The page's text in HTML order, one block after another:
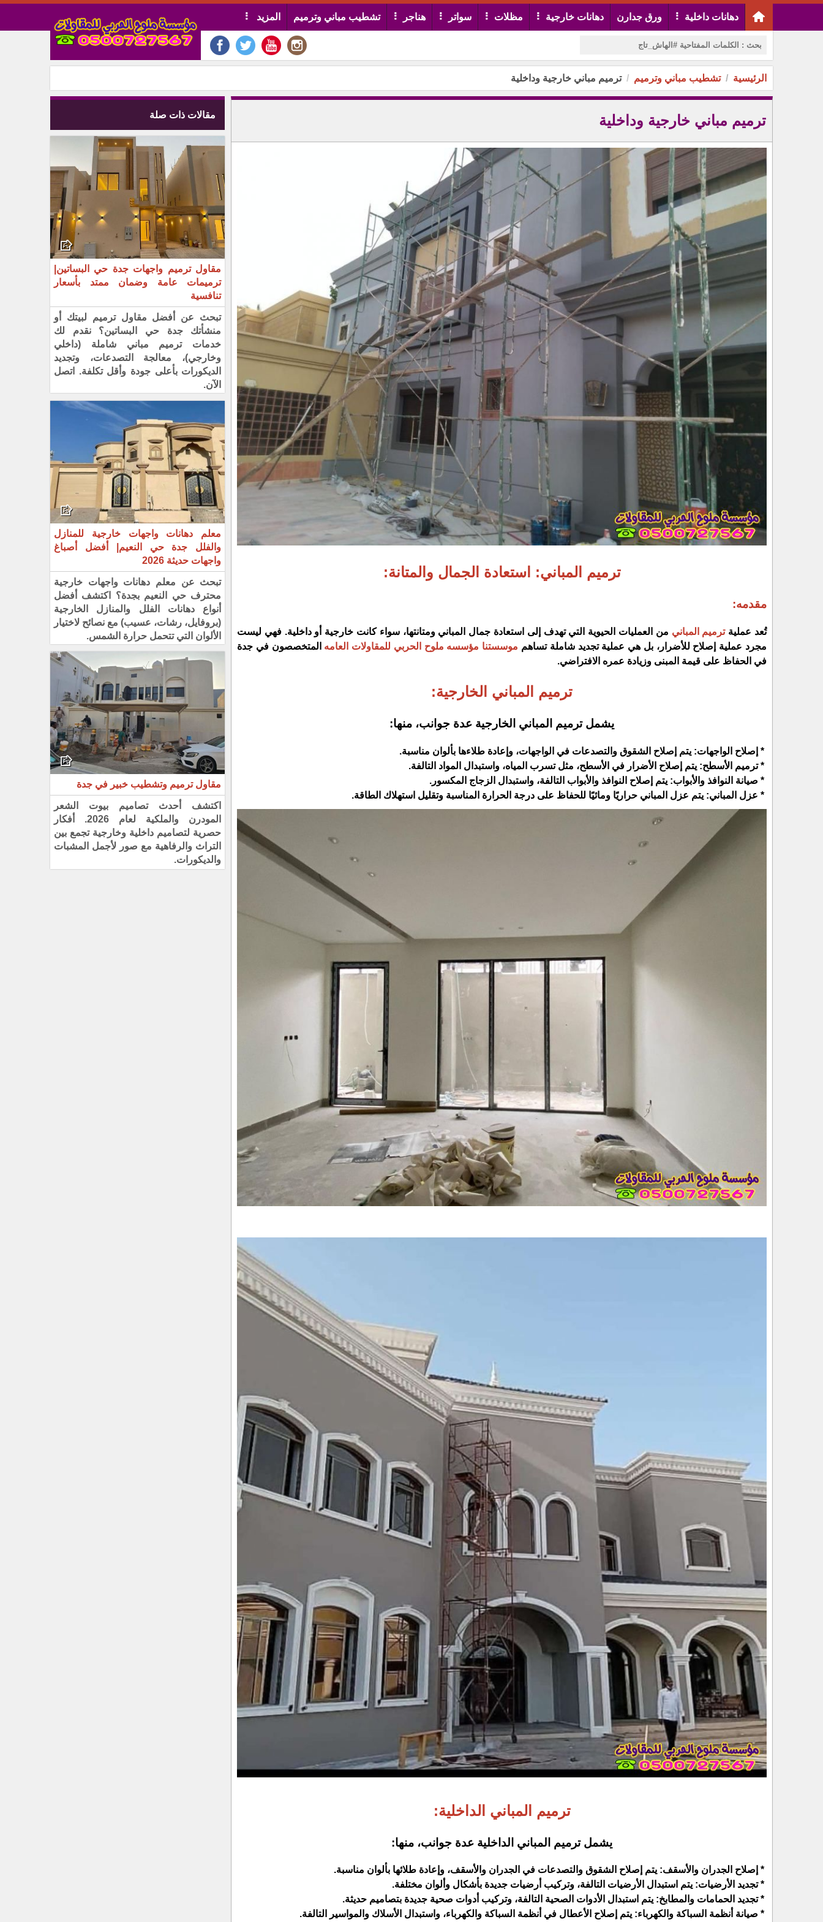
دهانات داخلية ورق جدارن دهانات خارجية مظلات سواتر هناجر تشطيب مباني وترميم المزيد
الرئيسية تشطيب مباني وترميم ترميم مباني خارجية وداخلية
ترميم مباني خارجية وداخلية
ترميم المباني: استعادة الجمال والمتانة:
مقدمه:
تُعد عمليةترميم المباني من العمليات الحيوية التي تهدف إلى استعادة جمال المباني ومتانتها، سواء كانت خارجية أو داخلية. فهي ليست
مجرد عملية إصلاح للأضرار، بل هي عملية تجديد شاملة تساهم موسستنا مؤسسه ملوح الحربي للمقاولات العامه المتخصصون في جدة
في الحفاظ على قيمة المبنى وزيادة عمره الافتراضي.
ترميم المباني الخارجية:
يشمل ترميم المباني الخارجية عدة جوانب، منها:
* إصلاح الواجهات: يتم إصلاح الشقوق والتصدعات في الواجهات، وإعادة طلاءها بألوان مناسبة.
* ترميم الأسطح: يتم إصلاح الأضرار في الأسطح، مثل تسرب المياه، واستبدال المواد التالفة.
* صيانة النوافذ والأبواب: يتم إصلاح النوافذ والأبواب التالفة، واستبدال الزجاج المكسور.
* عزل المباني: يتم عزل المباني حراريًا ومائيًا للحفاظ على درجة الحرارة المناسبة وتقليل استهلاك الطاقة.
ترميم المباني الداخلية:
يشمل ترميم المباني الداخلية عدة جوانب، منها:
* إصلاح الجدران والأسقف: يتم إصلاح الشقوق والتصدعات في الجدران والأسقف، وإعادة طلائها بألوان مناسبة.
* تجديد الأرضيات: يتم استبدال الأرضيات التالفة، وتركيب أرضيات جديدة بأشكال وألوان مختلفة.
* تجديد الحمامات والمطابخ: يتم استبدال الأدوات الصحية التالفة، وتركيب أدوات صحية جديدة بتصاميم حديثة.
* صيانة أنظمة السباكة والكهرباء: يتم إصلاح الأعطال في أنظمة السباكة والكهرباء، واستبدال الأسلاك والمواسير التالفة.
مقالات ذات صلة
مقاول ترميم واجهات جدة حي البساتين|
ترميمات عامة وضمان ممتد بأسعار
تنافسية
تبحث عن أفضل مقاول ترميم لبيتك أو
منشأتك جدة حي البساتين؟ نقدم لك
خدمات ترميم مباني شاملة (داخلي
وخارجي)، معالجة التصدعات، وتجديد
الديكورات بأعلى جودة وأقل تكلفة. اتصل
الآن.
معلم دهانات واجهات خارجية للمنازل
والفلل جدة حي النعيم| أفضل أصباغ
واجهات حديثة 2026
تبحث عن معلم دهانات واجهات خارجية
محترف حي النعيم بجدة؟ اكتشف أفضل
أنواع دهانات الفلل والمنازل الخارجية
(بروفايل، رشات، عسيب) مع نصائح لاختيار
الألوان التي تتحمل حرارة الشمس.
مقاول ترميم وتشطيب خبير في جدة
اكتشف أحدث تصاميم بيوت الشعر
المودرن والملكية لعام 2026. أفكار
حصرية لتصاميم داخلية وخارجية تجمع بين
التراث والرفاهية مع صور لأجمل المشبات
والديكورات.